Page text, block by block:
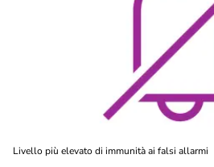
Livello più elevato di immunità ai falsi allarmi